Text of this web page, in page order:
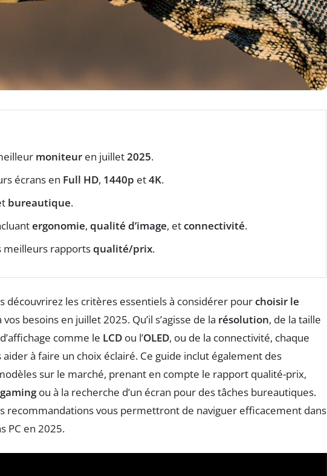
moniteur en juillet2025.
écrans en Full HD, 1440p et4K.
bureautique.
ergonomie, qualité d’image, etconnectivité.
meilleurs rapportsqualité/prix.
découvrirez les critères essentiels à considérer pourchoisir le
besoins en juillet 2025. Qu’il s’agisse de la résolution, de la taille
comme le LCD ou l’OLED, ou de la connectivité, chaque
à faire un choix éclairé. Ce guide inclut également des
sur le marché, prenant en compte le rapport qualité-prix,
gamingou à la recherche d’un écran pour des tâches bureautiques.
recommandations vous permettront de naviguer efficacement dans
PC en 2025.